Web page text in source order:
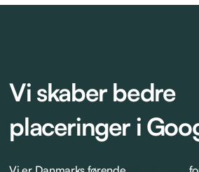
Vi skaber bedre
placeringer i